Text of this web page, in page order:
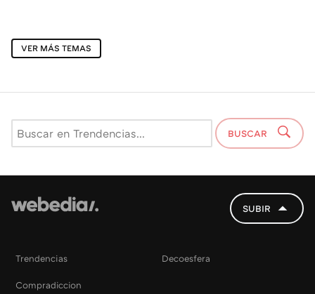
VER MÁS TEMAS
BUSCAR
SUBIR
Trendencias Decoesfera
Compradiccion